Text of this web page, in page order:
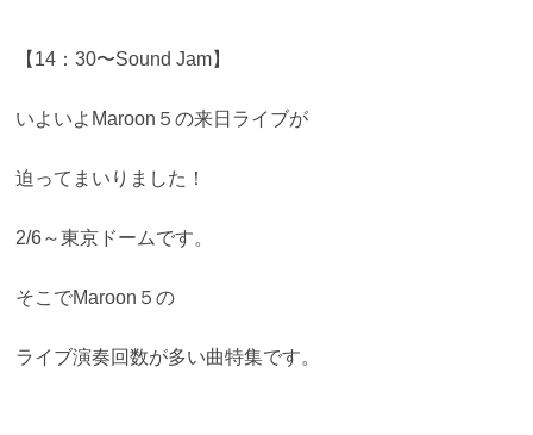
【14：30〜Sound Jam】
いよいよMaroon５の来日ライブが
迫ってまいりました！
2/6～東京ドームです。
そこでMaroon５の
ライブ演奏回数が多い曲特集です。